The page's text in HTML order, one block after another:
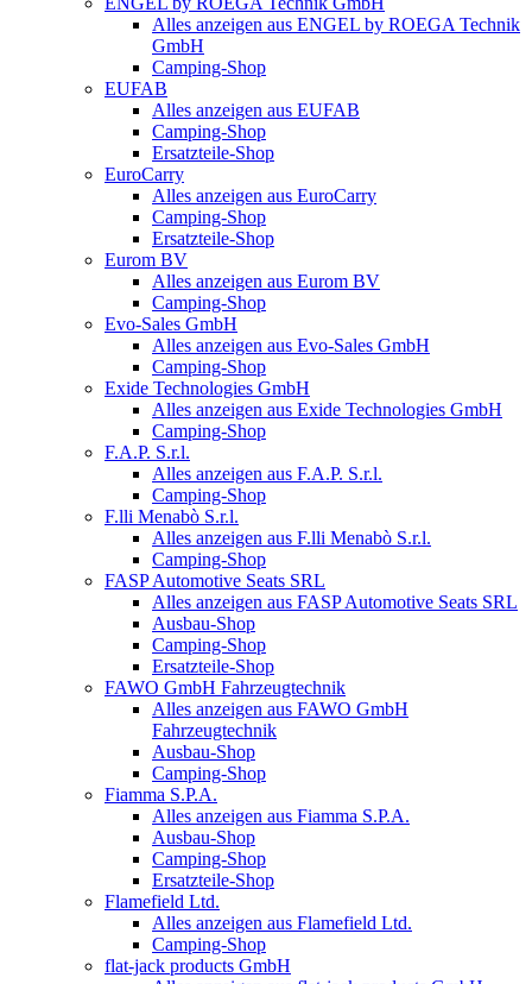
Alles anzeigen aus ENGEL by ROEGA Technik
GmbH
Camping-Shop
EUFAB
Alles anzeigen aus EUFAB
Camping-Shop
Ersatzteile-Shop
EuroCarry
Alles anzeigen aus EuroCarry
Camping-Shop
Ersatzteile-Shop
Eurom BV
Alles anzeigen aus Eurom BV
Camping-Shop
Evo-Sales GmbH
Alles anzeigen aus Evo-Sales GmbH
Camping-Shop
Exide Technologies GmbH
Alles anzeigen aus Exide Technologies GmbH
Camping-Shop
F.A.P. S.r.l.
Alles anzeigen aus F.A.P. S.r.l.
Camping-Shop
F.lli Menabò S.r.l.
Alles anzeigen aus F.lli Menabò S.r.l.
Camping-Shop
FASP Automotive Seats SRL
Alles anzeigen aus FASP Automotive Seats SRL
Ausbau-Shop
Camping-Shop
Ersatzteile-Shop
FAWO GmbH Fahrzeugtechnik
Alles anzeigen aus FAWO GmbH
Fahrzeugtechnik
Ausbau-Shop
Camping-Shop
Fiamma S.P.A.
Alles anzeigen aus Fiamma S.P.A.
Ausbau-Shop
Camping-Shop
Ersatzteile-Shop
Flamefield Ltd.
Alles anzeigen aus Flamefield Ltd.
Camping-Shop
flat-jack products GmbH